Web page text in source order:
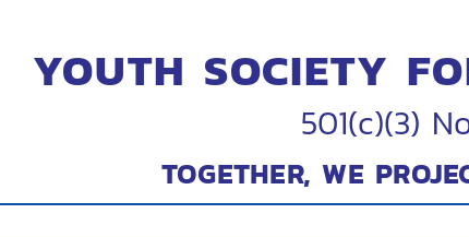
YOUTH SOCIETY
501(c)(3)
TOGETHER, WE